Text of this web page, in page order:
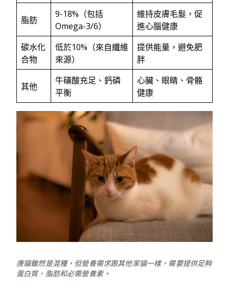
脂肪
9-18%（包括
Omega-3/6）
維持皮膚毛髮，促
進心腦健康
碳水化
合物
低於10%（來自纖維
來源）
提供能量，避免肥
胖
其他
牛磺酸充足、鈣磷
平衡
心臟、眼睛、骨骼
健康
唐貓雖然是混種，但營養需求跟其他家貓一樣，需要提供足夠
蛋白質、脂肪和必需營養素。